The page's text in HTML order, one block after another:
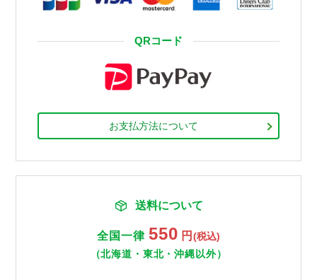
QRコード
お支払方法について
送料について
全国一律 550 円 (税込)
（北海道・東北・沖縄以外）